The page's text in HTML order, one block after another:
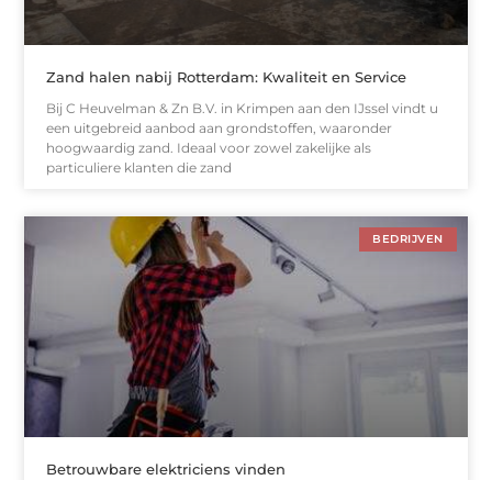
Zand halen nabij Rotterdam: Kwaliteit en Service
Bij C Heuvelman & Zn B.V. in Krimpen aan den IJssel vindt u
een uitgebreid aanbod aan grondstoffen, waaronder
hoogwaardig zand. Ideaal voor zowel zakelijke als
particuliere klanten die zand
BEDRIJVEN
Betrouwbare elektriciens vinden